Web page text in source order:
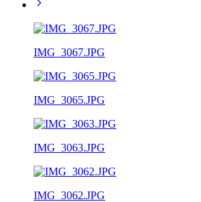
IMG_3067.JPG
IMG_3065.JPG
IMG_3063.JPG
IMG_3062.JPG